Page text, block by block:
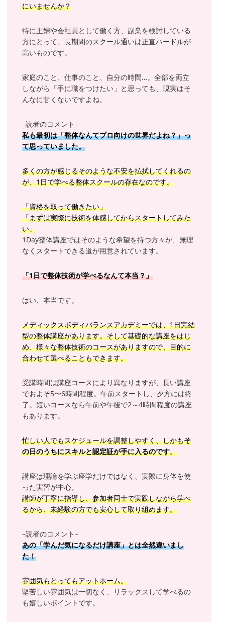
にいませんか？
特に主婦や会社員として働く方、副業を検討している
方にとって、長期間のスクール通いは正直ハードルが
高いものです。
家庭のこと、仕事のこと、自分の時間…。全部を両立
しながら「手に職をつけたい」と思っても、現実はそ
んなに甘くないですよね。
–読者のコメント–
私も最初は「整体なんてプロ向けの世界だよね？」っ
て思っていました。
多くの方が感じるそのような不安を払拭してくれるの
が、1日で学べる整体スクールの存在なのです。
「資格を取って働きたい」
「まずは実際に技術を体感してからスタートしてみた
い」
1Day整体講座ではそのような希望を持つ方々が、無理
なくスタートできる道が用意されています。
「1日で整体技術が学べるなんて本当？」
はい、本当です。
メディックスボディバランスアカデミーでは、1日完結
型の整体講座があります。そして基礎的な講座をはじ
め、様々な整体技術のコースがありますので、目的に
合わせて選べることもできます。
受講時間は講座コースにより異なりますが、長い講座
でおよそ5〜6時間程度。午前スタートし、夕方には終
了。短いコースなら午前や午後で2～4時間程度の講座
もあります。
忙しい人でもスケジュールを調整しやすく、しかもそ
の日のうちにスキルと認定証が手に入るのです。
講座は理論を学ぶ座学だけではなく、実際に身体を使
った実習が中心。
講師が丁寧に指導し、参加者同士で実践しながら学べ
るから、未経験の方でも安心して取り組めます。
–読者のコメント–
あの「学んだ気になるだけ講座」とは全然違いまし
た！
雰囲気もとってもアットホーム。
堅苦しい雰囲気は一切なく、リラックスして学べるの
も嬉しいポイントです。